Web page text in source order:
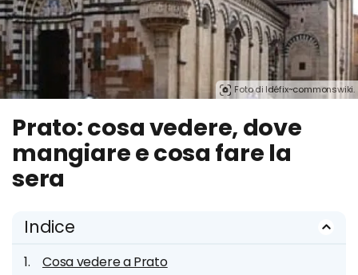
Foto di Idéfix~commonswiki.
Prato: cosa vedere, dove
mangiare e cosa fare la
sera
Indice
Cosa vedere a Prato